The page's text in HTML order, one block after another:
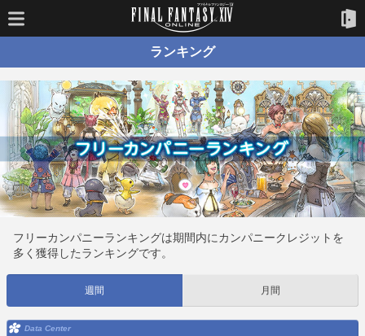
ランキング
フリーカンパニーランキングは期間内にカンパニークレジットを
多く獲得したランキングです。
週間 月間
Data Center